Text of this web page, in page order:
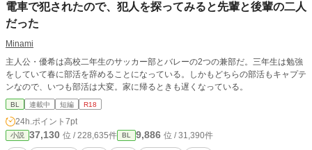
電車で犯されたので、犯人を探ってみると先輩と後輩の二人
だった
Minami
主人公・優希は高校二年生のサッカー部とバレーの2つの兼部だ。三年生は勉強
をしていて春に部活を辞めることになっている。しかもどちらの部活もキャプテ
ンなので、いつも部活は大変。家に帰るときも遅くなっている。
BL 連載中 短編 R18
24h.ポイント 7pt
小説 37,130 位 / 228,635件 BL 9,886 位 / 31,390件